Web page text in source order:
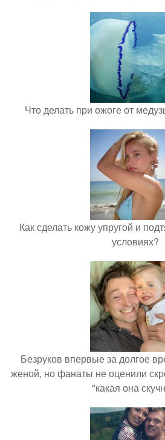
Что делать при ожоге от
Как сделать кожу упругой и
условиях?
Безруков впервые за долгое
женой, но фанаты не оценили
"какая она